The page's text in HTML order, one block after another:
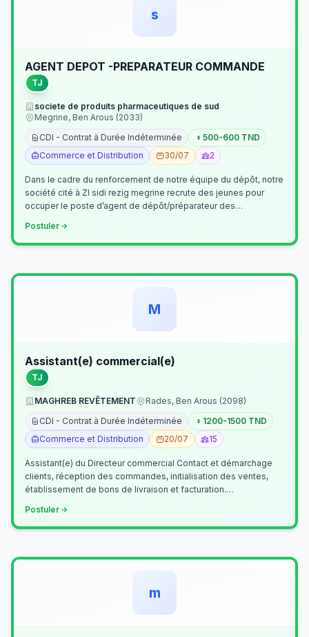
s
AGENT DEPOT -PREPARATEUR COMMANDE
TJ
societe de produits pharmaceutiques de sud
Megrine, Ben Arous (2033)
CDI - Contrat à Durée Indéterminée
500-600 TND
Commerce et Distribution
30/07 2
Dans le cadre du renforcement de notre équipe du dépôt, notre
société cité à ZI sidi rezig megrine recrute des jeunes pour
occuper le poste d’agent de dépôt/préparateur des
Postuler
M
Assistant(e) commercial(e)
TJ
MAGHREB REVÊTEMENT
Rades, Ben Arous (2098)
CDI - Contrat à Durée Indéterminée
1200-1500 TND
Commerce et Distribution
20/07 15
Assistant(e) du Directeur commercial Contact et démarchage
clients, réception des commandes, initialisation des ventes,
établissement de bons de livraison et facturation.
Postuler
m